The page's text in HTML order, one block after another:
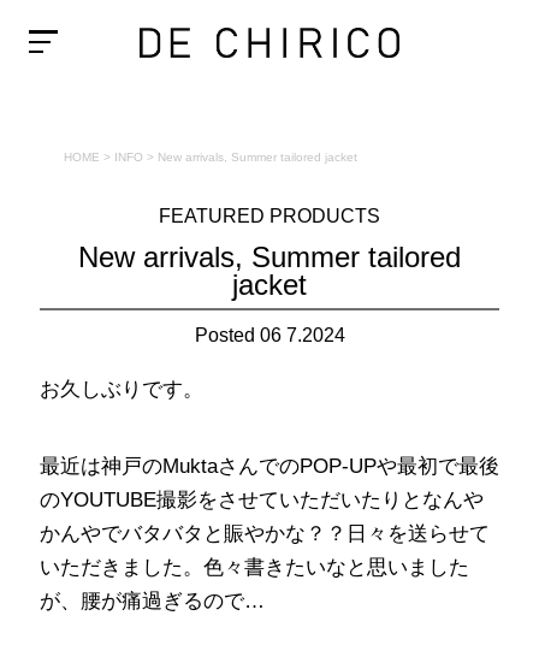
HOME > INFO > New arrivals, Summer tailored jacket
FEATURED PRODUCTS
New arrivals, Summer tailored
jacket
Posted 06 7.2024
お久しぶりです。
最近は神戸のMuktaさんでのPOP-UPや最初で最後
のYOUTUBE撮影をさせていただいたりとなんや
かんやでバタバタと賑やかな？？日々を送らせて
いただきました。色々書きたいなと思いました
が、腰が痛過ぎるので…